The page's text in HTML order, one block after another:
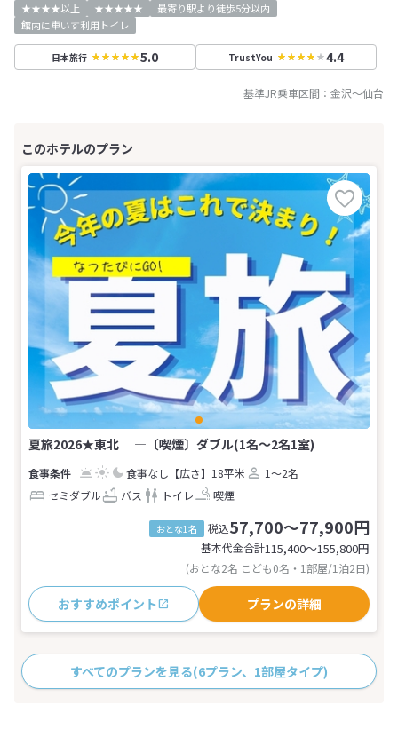
★★★★以上
★★★★★
最寄り駅より徒歩5分以内
館内に車いす利用トイレ
日本旅行 5.0 TrustYou 4.4
基準JR乗車区間： 金沢～仙台
夏旅2026★東北 ―〔喫煙〕ダブル(1名～2名1室)
食事なし 【広さ】18平米
1～2名
セミダブル
バス トイレ 喫煙
おとな1名 税込57,700～77,900円
基本代金合計115,400〜155,800円
(おとな2名 こども0名・1部屋/1泊2日)
おすすめポイント プランの詳細
すべてのプランを見る(6プラン、1部屋タイプ)